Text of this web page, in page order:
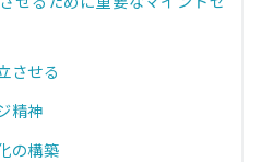
させる
精神
の構築